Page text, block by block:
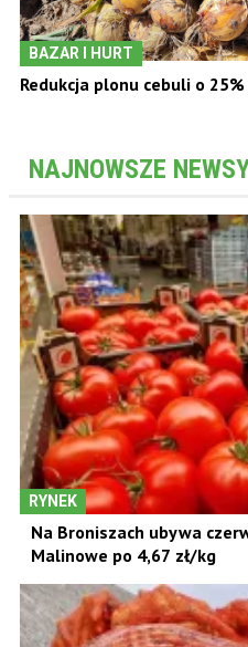
BAZAR I HURT
Redukcja plonu cebuli o
NAJNOWSZE
RYNEK
Na Broniszach ubywa
Malinowe po 4,67 zł/kg